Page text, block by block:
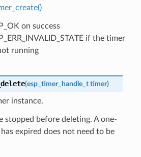
on success
if the timer
running
(esp_timer_handle_t timer)
instance.
stopped before deleting. A one-
expired does not need to be